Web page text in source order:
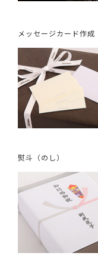
メッセージカード作成
熨斗（のし）